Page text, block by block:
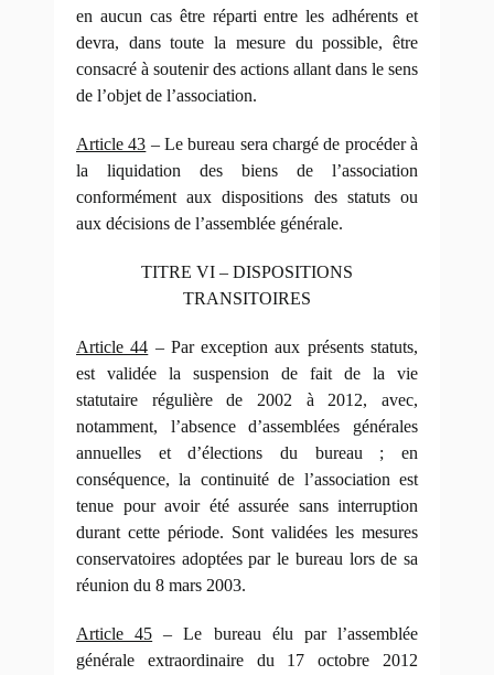
en aucun cas être réparti entre les adhérents et
devra, dans toute la mesure du possible, être
consacré à soutenir des actions allant dans le sens
de l’objet de l’association.
Article 43 – Le bureau sera chargé de procéder à
la liquidation des biens de l’association
conformément aux dispositions des statuts ou
aux décisions de l’assemblée générale.
TITRE VI – DISPOSITIONS
TRANSITOIRES
Article 44 – Par exception aux présents statuts,
est validée la suspension de fait de la vie
statutaire régulière de 2002 à 2012, avec,
notamment, l’absence d’assemblées générales
annuelles et d’élections du bureau ; en
conséquence, la continuité de l’association est
tenue pour avoir été assurée sans interruption
durant cette période. Sont validées les mesures
conservatoires adoptées par le bureau lors de sa
réunion du 8 mars 2003.
Article 45 – Le bureau élu par l’assemblée
générale extraordinaire du 17 octobre 2012